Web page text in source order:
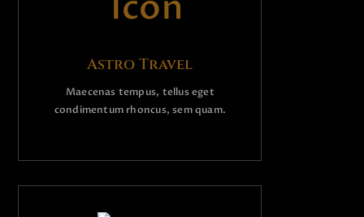
Astro Travel
Maecenas tempus, tellus eget
condimentum rhoncus, sem quam.